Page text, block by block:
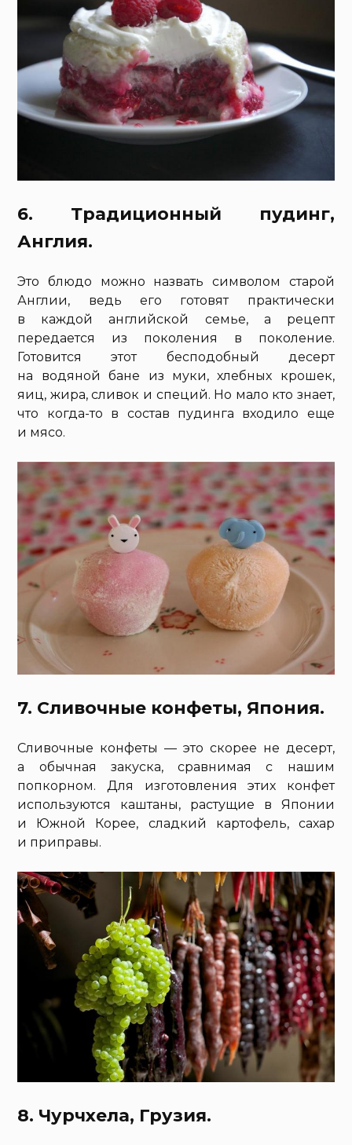
6. Традиционный пудинг,
Англия.
Это блюдо можно назвать символом старой
Англии, ведь его готовят практически
в каждой английской семье, а рецепт
передается из поколения в поколение.
Готовится этот бесподобный десерт
на водяной бане из муки, хлебных крошек,
яиц, жира, сливок и специй. Но мало кто знает,
что когда-то в состав пудинга входило еще
и мясо.
7. Сливочные конфеты, Япония.
Сливочные конфеты — это скорее не десерт,
а обычная закуска, сравнимая с нашим
попкорном. Для изготовления этих конфет
используются каштаны, растущие в Японии
и Южной Корее, сладкий картофель, сахар
и приправы.
8. Чурчхела, Грузия.